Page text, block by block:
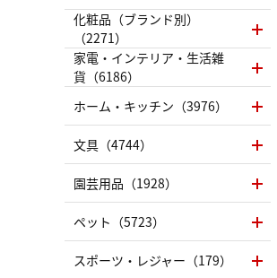
化粧品（ブランド別）
（2271）
家電・インテリア・生活雑
貨（6186）
ホーム・キッチン（3976）
文具（4744）
園芸用品（1928）
ペット（5723）
スポーツ・レジャー（179）